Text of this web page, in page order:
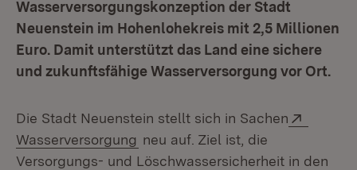
Wasserversor­gungskonzeption der Stadt
Neuenstein im Hohenlohekreis mit 2,5 Millionen
Euro. Damit unterstützt das Land eine sichere
und zukunftsfähige Wasserversorgung vor Ort.
Die Stadt Neuenstein stellt sich in Sachen
Wasserversorgung (Öffnet in neuem Fenster)
neu auf. Ziel ist, die
Versorgungs- und Löschwassersicherheit in den